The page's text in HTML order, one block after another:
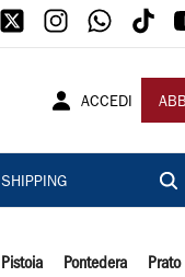
ACCEDI
SHIPPING
Pistoia Pontedera Prato